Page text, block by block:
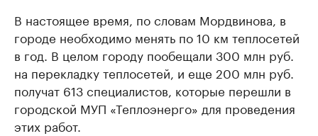
В настоящее время, по словам Мордвинова, в
городе необходимо менять по 10 км теплосетей
в год. В целом городу пообещали 300 млн руб.
на перекладку теплосетей, и еще 200 млн руб.
получат 613 специалистов, которые перешли в
городской МУП «Теплоэнерго» для проведения
этих работ.